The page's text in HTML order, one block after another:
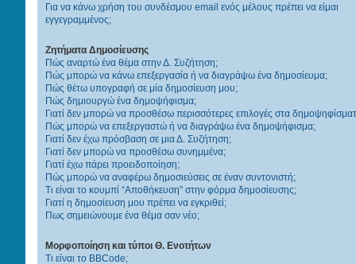
Για να κάνω χρήση του συνδέσμου email ενός μέλους πρέπει να είμαι
εγγεγραμμένος;
Ζητήματα Δημοσίευσης
Πώς αναρτώ ένα θέμα στην Δ. Συζήτηση;
Πώς μπορώ να κάνω επεξεργασία ή να διαγράψω ένα δημοσίευμα;
Πώς θέτω υπογραφή σε μία δημοσίευση μου;
Πώς δημιουργώ ένα δημοψήφισμα;
Γιατί δεν μπορώ να προσθέσω περισσότερες επιλογές στα
Πώς μπορώ να επεξεργαστώ ή να διαγράψω ένα δημοψήφισμα;
Γιατί δεν έχω πρόσβαση σε μια Δ. Συζήτηση;
Γιατί δεν μπορώ να προσθέσω συνημμένα;
Γιατί έχω πάρει προειδοποίηση;
Πώς μπορώ να αναφέρω δημοσιεύσεις σε έναν συντονιστή;
Τι είναι το κουμπί “Αποθήκευση” στην φόρμα δημοσίευσης;
Γιατί η δημοσίευση μου πρέπει να εγκριθεί;
Πως σημειώνουμε ένα θέμα σαν νέο;
Μορφοποίηση και τύποι Θ. Ενοτήτων
Τι είναι το BBCode;